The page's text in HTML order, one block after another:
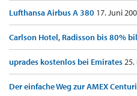
Lufthansa Airbus A 380 17. Juni
Carlson Hotel, Radisson bis 80%
uprades kostenlos bei Emirates25.
Der einfache Weg zur AMEX